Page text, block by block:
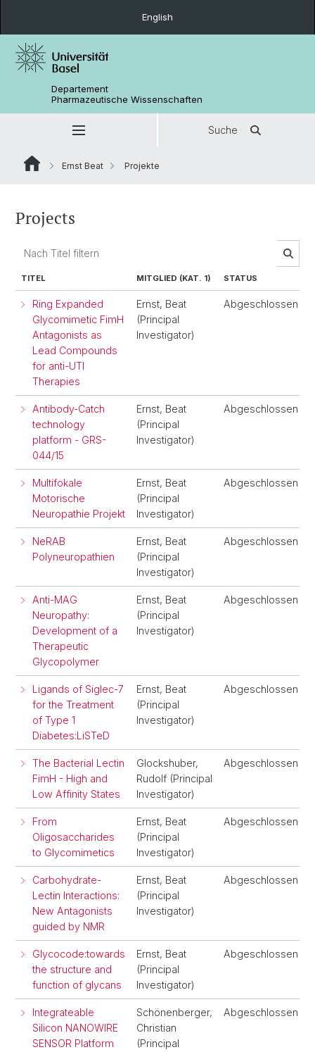
English
Departement
Pharmazeutische Wissenschaften
Suche
Ernst Beat Projekte
Projects
TITEL MITGLIED (KAT. 1) STATUS
Ring Expanded
Glycomimetic FimH
Antagonists as
Lead Compounds
for anti-UTI
Therapies
Ernst, Beat
(Principal
Investigator)
Abgeschlossen
Antibody-Catch
technology
platform - GRS-
044/15
Ernst, Beat
(Principal
Investigator)
Abgeschlossen
Multifokale
Motorische
Neuropathie Projekt
Ernst, Beat
(Principal
Investigator)
Abgeschlossen
NeRAB
Polyneuropathien
Ernst, Beat
(Principal
Investigator)
Abgeschlossen
Anti-MAG
Neuropathy:
Development of a
Therapeutic
Glycopolymer
Ernst, Beat
(Principal
Investigator)
Abgeschlossen
Ligands of Siglec-7
for the Treatment
of Type 1
Diabetes:LiSTeD
Ernst, Beat
(Principal
Investigator)
Abgeschlossen
The Bacterial Lectin
FimH - High and
Low Affinity States
Glockshuber,
Rudolf (Principal
Investigator)
Abgeschlossen
From
Oligosaccharides
to Glycomimetics
Ernst, Beat
(Principal
Investigator)
Abgeschlossen
Carbohydrate-
Lectin Interactions:
New Antagonists
guided by NMR
Ernst, Beat
(Principal
Investigator)
Abgeschlossen
Glycocode:towards
the structure and
function of glycans
Ernst, Beat
(Principal
Investigator)
Abgeschlossen
Integrateable
Silicon NANOWIRE
SENSOR Platform
Schönenberger,
Christian
(Principal
Abgeschlossen